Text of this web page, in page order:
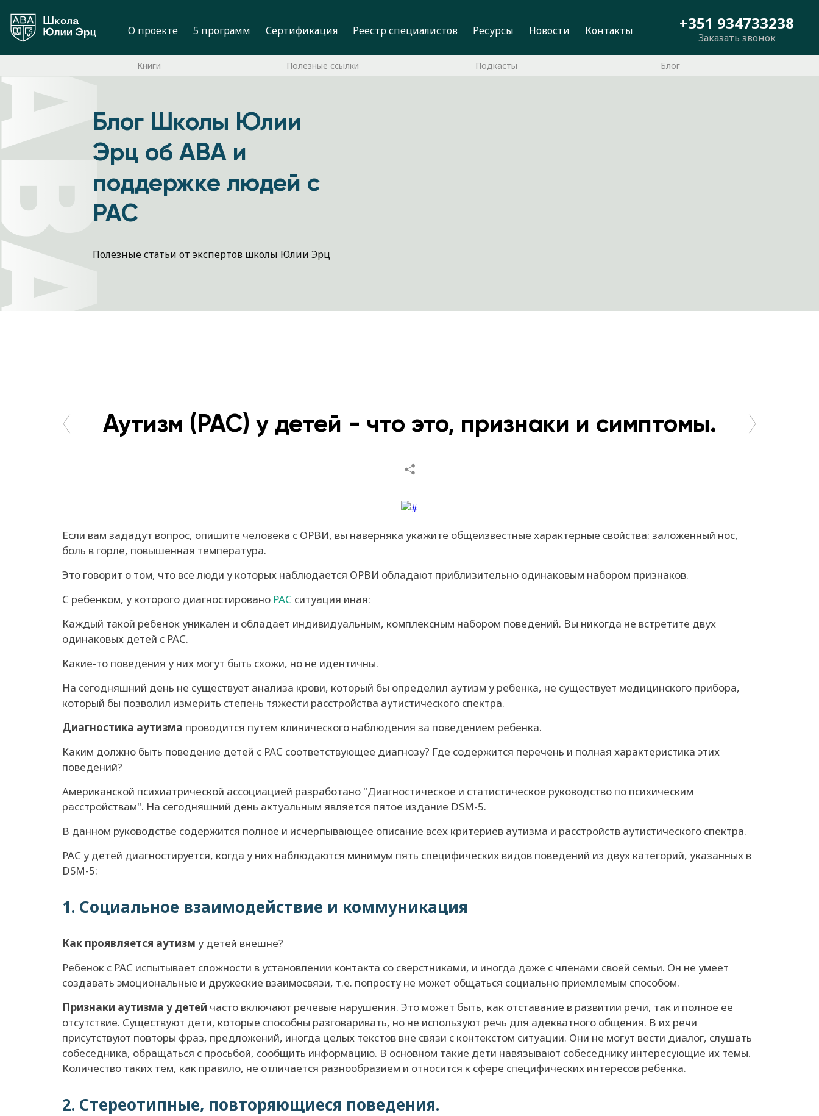
О проекте 5 программ Сертификация Реестр специалистов Ресурсы Новости Контакты +351 934733238
Заказать звонок
Книги Полезные ссылки Подкасты Блог
Блог Школы Юлии
Эрц об ABA и
поддержке людей с
РАС
Полезные статьи от экспертов школы Юлии Эрц
Аутизм (РАС) у детей - что это, признаки и симптомы.
Если вам зададут вопрос, опишите человека с ОРВИ, вы наверняка укажите общеизвестные характерные свойства: заложенный нос,
боль в горле, повышенная температура.
Это говорит о том, что все люди у которых наблюдается ОРВИ обладают приблизительно одинаковым набором признаков.
С ребенком, у которого диагностировано РАС ситуация иная:
Каждый такой ребенок уникален и обладает индивидуальным, комплексным набором поведений. Вы никогда не встретите двух
одинаковых детей с РАС.
Какие-то поведения у них могут быть схожи, но не идентичны.
На сегодняшний день не существует анализа крови, который бы определил аутизм у ребенка, не существует медицинского прибора,
который бы позволил измерить степень тяжести расстройства аутистического спектра.
Диагностика аутизма проводится путем клинического наблюдения за поведением ребенка.
Каким должно быть поведение детей с РАС соответствующее диагнозу? Где содержится перечень и полная характеристика этих
поведений?
Американской психиатрической ассоциацией разработано "Диагностическое и статистическое руководство по психическим
расстройствам". На сегодняшний день актуальным является пятое издание DSM-5.
В данном руководстве содержится полное и исчерпывающее описание всех критериев аутизма и расстройств аутистического спектра.
РАС у детей диагностируется, когда у них наблюдаются минимум пять специфических видов поведений из двух категорий, указанных в
DSM-5:
1. Социальное взаимодействие и коммуникация
Как проявляется аутизм у детей внешне?
Ребенок с РАС испытывает сложности в установлении контакта со сверстниками, и иногда даже с членами своей семьи. Он не умеет
создавать эмоциональные и дружеские взаимосвязи, т.е. попросту не может общаться социально приемлемым способом.
Признаки аутизма у детей часто включают речевые нарушения. Это может быть, как отставание в развитии речи, так и полное ее
отсутствие. Существуют дети, которые способны разговаривать, но не используют речь для адекватного общения. В их речи
присутствуют повторы фраз, предложений, иногда целых текстов вне связи с контекстом ситуации. Они не могут вести диалог, слушать
собеседника, обращаться с просьбой, сообщить информацию. В основном такие дети навязывают собеседнику интересующие их темы.
Количество таких тем, как правило, не отличается разнообразием и относится к сфере специфических интересов ребенка.
2. Стереотипные, повторяющиеся поведения.